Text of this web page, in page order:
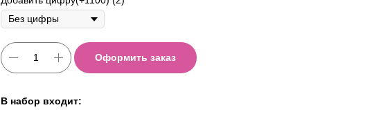
Оформить заказ
В набор входит: